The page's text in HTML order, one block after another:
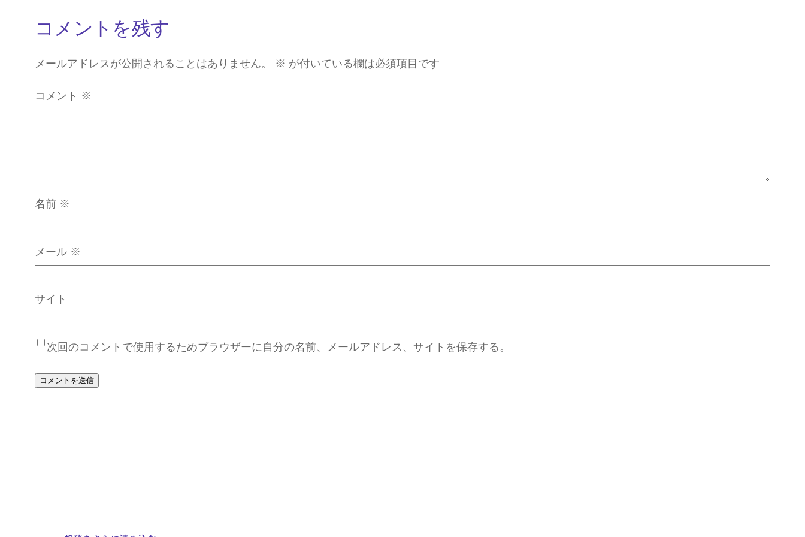
コメントを残す
メールアドレスが公開されることはありません。 ※ が付いている欄は必須項目です
コメント ※
名前 ※
メール ※
サイト
次回のコメントで使用するためブラウザーに自分の名前、メールアドレス、サイトを保存する。